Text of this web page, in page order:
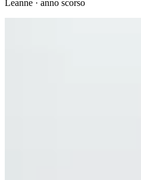
Leanne · anno scorso